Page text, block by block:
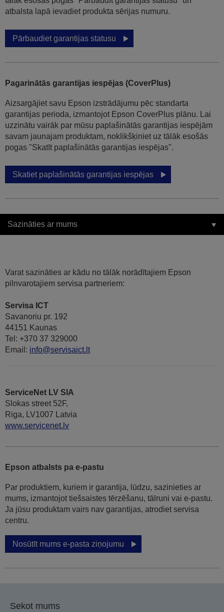
atbalsta lapā ievadiet produkta sērijas numuru.
Pārbaudiet garantijas statusu
Pagarinātās garantijas iespējas (CoverPlus)
Aizsargājiet savu Epson izstrādājumu pēc standarta
garantijas perioda, izmantojot Epson CoverPlus plānu. Lai
uzzinātu vairāk par mūsu paplašinātās garantijas iespējām
savam jaunajam produktam, noklikšķiniet uz tālāk esošās
pogas "Skatīt paplašinātās garantijas iespējas".
Skatiet paplašinātās garantijas iespējas
Sazināties ar mums
Varat sazināties ar kādu no tālāk norādītajiem Epson
pilnvarotajiem servisa partneriem:
Servisa ICT
Savanoriu pr. 192
44151 Kaunas
Tel: +370 37 329000
Email: info@servisaict.lt
ServiceNet LV SIA
Slokas street 52F,
Riga, LV1007 Latvia
www.servicenet.lv
Epson atbalsts pa e-pastu
Par produktiem, kuriem ir garantija, lūdzu, sazinieties ar
mums, izmantojot tiešsaistes tērzēšanu, tālruni vai e-pastu.
Ja jūsu produktam vairs nav garantijas, atrodiet servisa
centru.
Nosūtīt mums e-pasta ziņojumu
Sekot mums